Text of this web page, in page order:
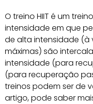
O treino HIIT é um
intensidade em que
de alta intensidade
máximas) são
intensidade (para
(para recuperação
treinos podem ser de
artigo, pode saber